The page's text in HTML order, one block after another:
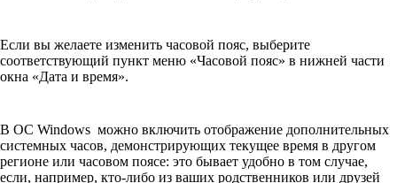
Если вы желаете изменить часовой пояс, выберите
соответствующий пункт меню «Часовой пояс» в нижней части
окна «Дата и время».
В ОС Windows можно включить отображение дополнительных
системных часов, демонстрирующих текущее время в другом
регионе или часовом поясе: это бывает удобно в том случае,
если, например, кто-либо из ваших родственников или друзей